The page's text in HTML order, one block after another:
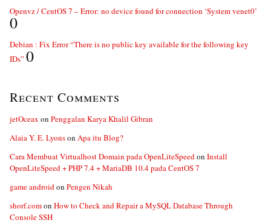
Openvz / CentOS 7 – Error: no device found for connection ‘System venet0’
0
Debian : Fix Error “There is no public key available for the following key
IDs” 0
Recent Comments
jetOceax on Penggalan Karya Khalil Gibran
Alaia Y. E. Lyonson Apa itu Blog?
Cara Membuat Virtualhost Domain pada OpenLiteSpeedon Install
OpenLiteSpeed + PHP 7.4 + MariaDB 10.4 pada CentOS 7
game androidon Pengen Nikah
shorf.comon How to Check and Repair a MySQL Database Through
Console SSH